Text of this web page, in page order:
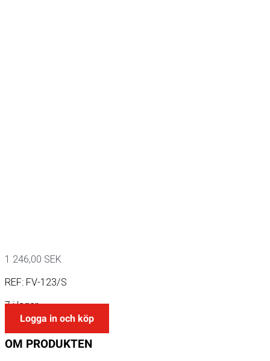
1 246,00 SEK
REF: FV-123/S
7 i lager
Logga in och köp
OM PRODUKTEN